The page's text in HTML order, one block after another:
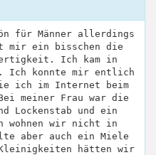
für Männer allerdings
mir ein bisschen die
Ich kam in
Ich konnte mir entlich
ich im Internet beim
meiner Frau war die
Lockenstab und ein
wohnen wir nicht in
aber auch ein Miele
Kleinigkeiten hätten wir